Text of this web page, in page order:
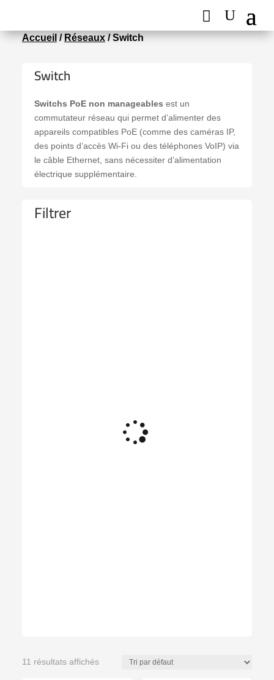
Accueil/Réseaux/ Switch
Switch
Switchs PoE non manageables est un
commutateur réseau qui permet d’alimenter des
appareils compatibles PoE (comme des caméras IP,
des points d’accès Wi-Fi ou des téléphones VoIP) via
le câble Ethernet, sans nécessiter d’alimentation
électrique supplémentaire.
Filtrer
11 résultats affichés